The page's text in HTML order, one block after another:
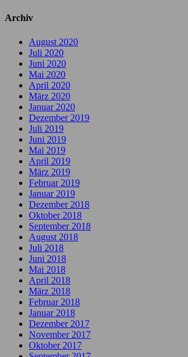
Archiv
August 2020
Juli 2020
Juni 2020
Mai 2020
April 2020
März 2020
Januar 2020
Dezember 2019
Juli 2019
Juni 2019
Mai 2019
April 2019
März 2019
Februar 2019
Januar 2019
Dezember 2018
Oktober 2018
September 2018
August 2018
Juli 2018
Juni 2018
Mai 2018
April 2018
März 2018
Februar 2018
Januar 2018
Dezember 2017
November 2017
Oktober 2017